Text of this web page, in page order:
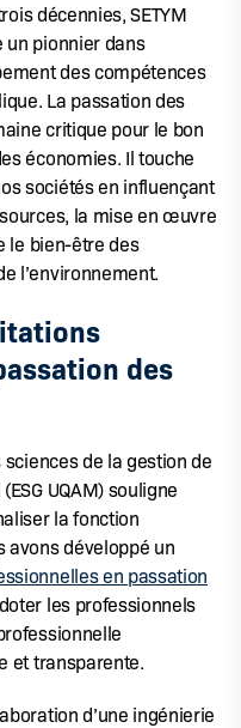
décennies, SETYM
un pionnier dans
des compétences
La passation des
critique pour le bon
économies. Il touche
sociétés en influençant
la mise en œuvre
le bien-être des
l’environnement.
des
de la gestion de
UQAM) souligne
la fonction
avons développé un
en passation
les professionnels
et transparente.
d’une ingénierie